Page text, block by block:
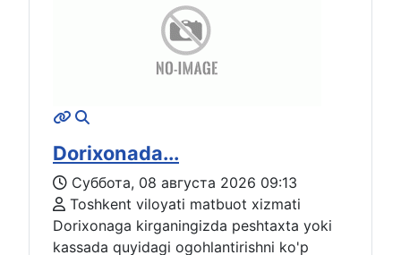
Dorixonada...
Суббота, 08 августа 2026 09:13
Toshkent viloyati matbuot xizmati
Dorixonaga kirganingizda peshtaxta yoki
kassada quyidagi ogohlantirishni ko'p